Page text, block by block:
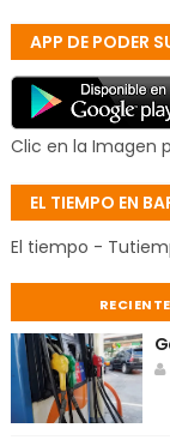
APP DE PODER
Clic en la Imagen
EL TIEMPO EN
El tiempo -